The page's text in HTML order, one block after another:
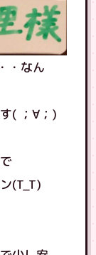
・なん
( ；∀；)
(T_T)